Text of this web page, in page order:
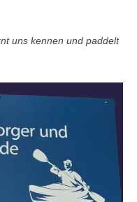
uns kennen und paddelt